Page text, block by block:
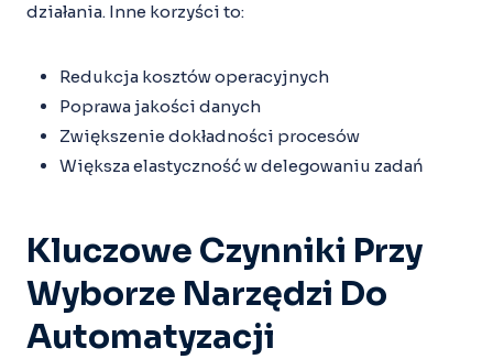
działania. Inne korzyści to:
Redukcja kosztów operacyjnych
Poprawa jakości danych
Zwiększenie dokładności procesów
Większa elastyczność w delegowaniu zadań
Kluczowe Czynniki Przy
Wyborze Narzędzi Do
Automatyzacji